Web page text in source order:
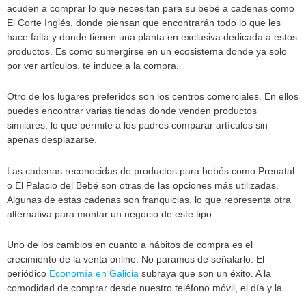
acuden a comprar lo que necesitan para su bebé a cadenas como
El Corte Inglés, donde piensan que encontrarán todo lo que les
hace falta y donde tienen una planta en exclusiva dedicada a estos
productos. Es como sumergirse en un ecosistema donde ya solo
por ver artículos, te induce a la compra.
Otro de los lugares preferidos son los centros comerciales. En ellos
puedes encontrar varias tiendas donde venden productos
similares, lo que permite a los padres comparar artículos sin
apenas desplazarse.
Las cadenas reconocidas de productos para bebés como Prenatal
o El Palacio del Bebé son otras de las opciones más utilizadas.
Algunas de estas cadenas son franquicias, lo que representa otra
alternativa para montar un negocio de este tipo.
Uno de los cambios en cuanto a hábitos de compra es el
crecimiento de la venta online. No paramos de señalarlo. El
periódico Economía en Galicia subraya que son un éxito. A la
comodidad de comprar desde nuestro teléfono móvil, el día y la